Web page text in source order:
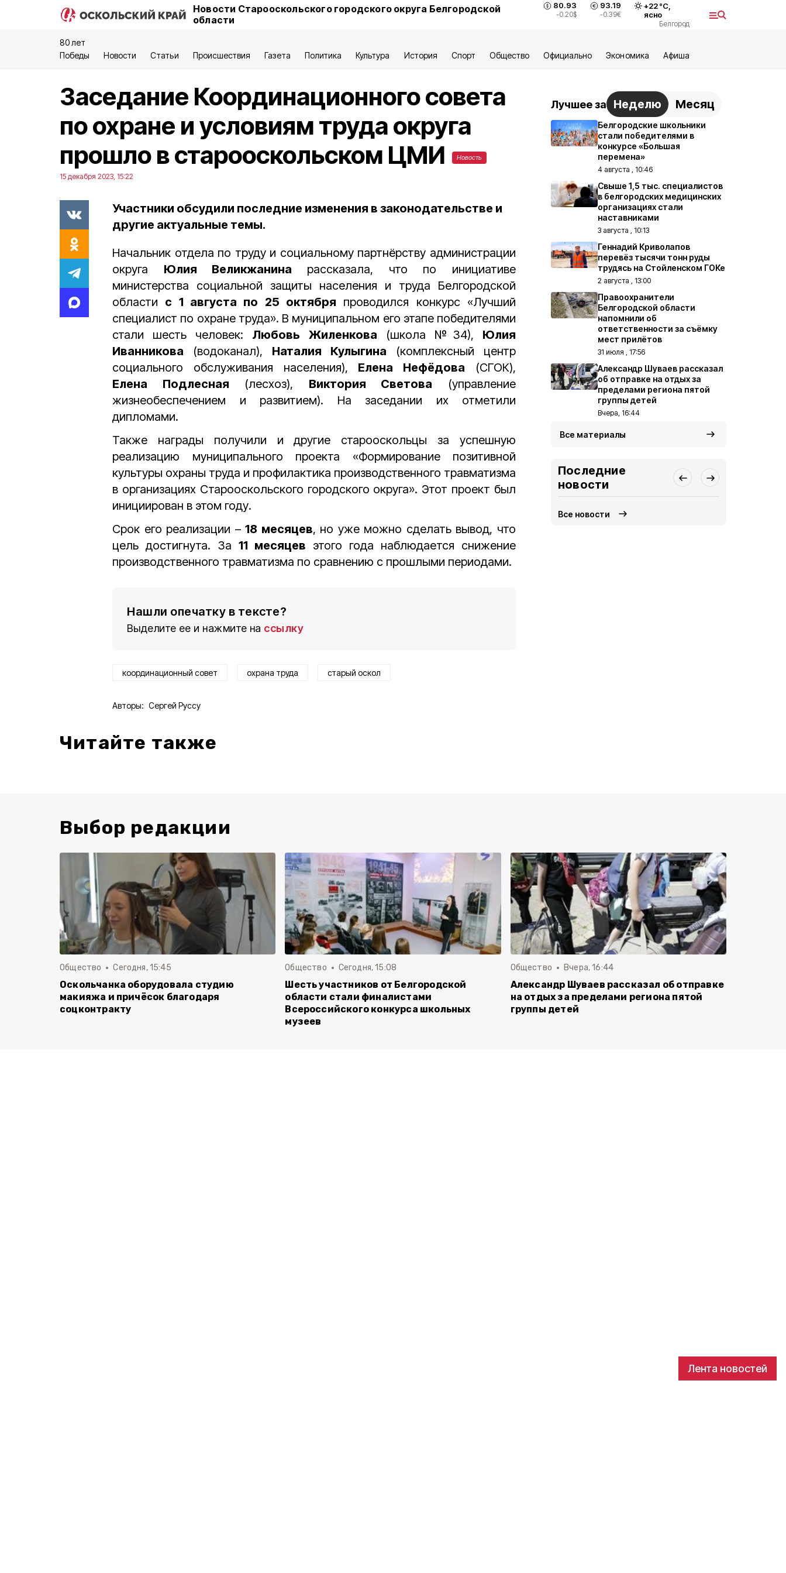
Новости Старооскольского городского округа Белгородской
области
80.93
-0.20$
93.19
-0.39€
+22°С,
ясно
Белгород
80 лет
Победы
Новости Статьи Происшествия Газета Политика Культура История Спорт Общество Официально Экономика Aфиша
Лента новостей
Заседание Координационного совета
по охране и условиям труда округа
прошло в старооскольском ЦМИ
Новость
15 декабря 2023, 15:22
Участники обсудили последние изменения в законодательстве и
другие актуальные темы.
Начальник отдела по труду и социальному партнёрству администрации
округа Юлия Великжанина рассказала, что по инициативе
министерства социальной защиты населения и труда Белгородской
области с 1 августа по 25 октября проводился конкурс «Лучший
специалист по охране труда». В муниципальном его этапе победителями
стали шесть человек: Любовь Жиленкова (школа №34), Юлия
Иванникова (водоканал), Наталия Кулыгина (комплексный центр
социального обслуживания населения), Елена Нефёдова (СГОК),
Елена Подлесная (лесхоз), Виктория Светова (управление
жизнеобеспечением и развитием). На заседании их отметили
дипломами.
Также награды получили и другие старооскольцы за успешную
реализацию муниципального проекта «Формирование позитивной
культуры охраны труда и профилактика производственного травматизма
в организациях Старооскольского городского округа». Этот проект был
инициирован в этом году.
Срок его реализации –18 месяцев, но уже можно сделать вывод, что
цель достигнута. За 11 месяцев этого года наблюдается снижение
производственного травматизма по сравнению с прошлыми периодами.
Нашли опечатку в тексте?
Выделите ее и нажмите на ссылку
координационный совет охрана труда старый оскол
Авторы: Сергей Руссу
Читайте также
Лучшее за Неделю Месяц
Белгородские школьники
стали победителями в
конкурсе «Большая
перемена»
4 августа , 10:46
Свыше 1,5 тыс. специалистов
в белгородских медицинских
организациях стали
наставниками
3 августа , 10:13
Геннадий Криволапов
перевёз тысячи тонн руды
трудясь на Стойленском ГОКе
2 августа , 13:00
Правоохранители
Белгородской области
напомнили об
ответственности за съёмку
мест прилётов
31 июля , 17:56
Александр Шуваев рассказал
об отправке на отдых за
пределами региона пятой
группы детей
Вчера, 16:44
Все материалы
Последние
новости
Все новости
Выбор редакции
Общество Сегодня, 15:45
Оскольчанка оборудовала студию
макияжа и причёсок благодаря
соцконтракту
Общество Сегодня, 15:08
Шесть участников от Белгородской
области стали финалистами
Всероссийского конкурса школьных
музеев
Общество Вчера, 16:44
Александр Шуваев рассказал об отправке
на отдых за пределами региона пятой
группы детей